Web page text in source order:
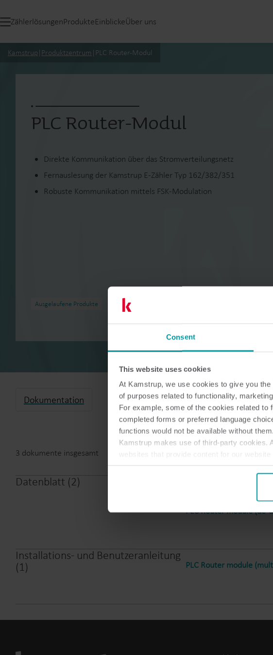
Consent
This website uses cookies
At Kamstrup, we use cookies to give you
of purposes related to functionality,
For example, some of the cookies related
completed forms or preferred language
functions would not be available without them.
Kamstrup makes use of third-party cookies.
You can at any time change or withdraw
ZählerlösungenProdukteEinblickeÜber uns
Unser
Kunden
Kamstrup | Produktzentrum | PLC Router-Modul
PLC Router-Modul
Direkte Kommunikation über das Stromverteilungsnetz
Fernauslesung der Kamstrup E-Zähler Typ 162/382/351
Robuste Kommunikation mittels FSK-Modulation
Ausgelaufene Produkte
Dokumentation
3 dokumente insgesamt
Datenblatt (2)
PLC Router module (de-
Installations- und Benutzeranleitung
(1) PLC Router module